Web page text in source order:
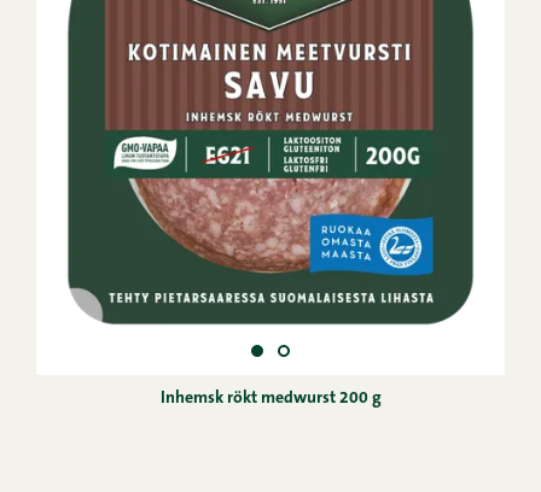
Inhemsk rökt medwurst 200 g